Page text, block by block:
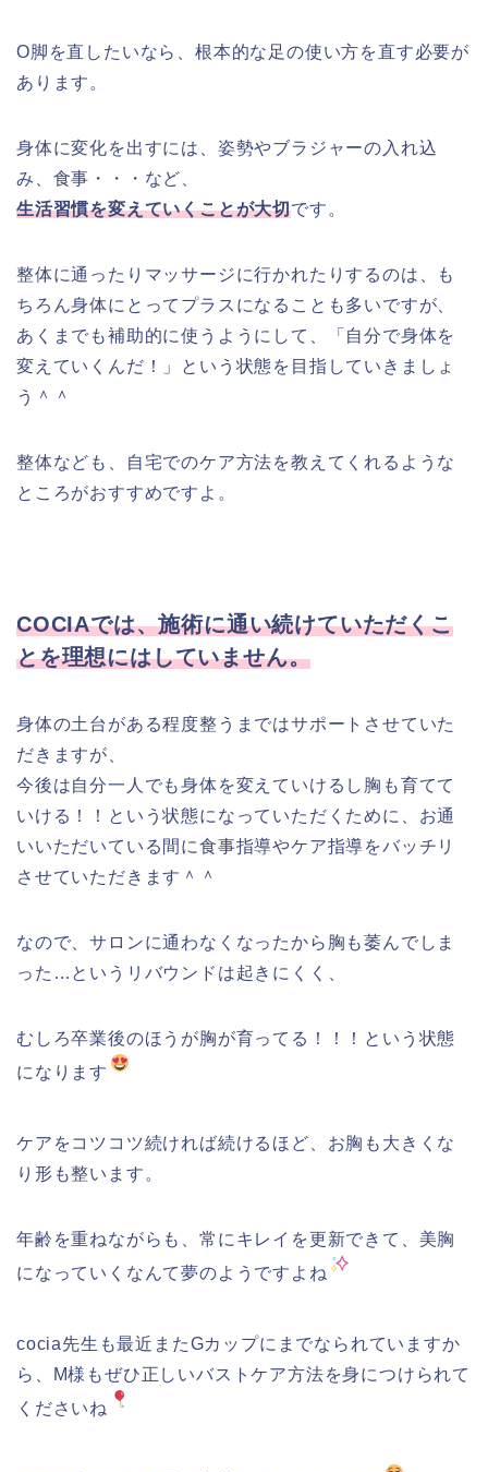
O脚を直したいなら、根本的な足の使い方を直す必要が
あります。
身体に変化を出すには、姿勢やブラジャーの入れ込
み、食事・・・など、
生活習慣を変えていくことが大切です。
整体に通ったりマッサージに行かれたりするのは、も
ちろん身体にとってプラスになることも多いですが、
あくまでも補助的に使うようにして、「自分で身体を
変えていくんだ！」という状態を目指していきましょ
う＾＾
整体なども、自宅でのケア方法を教えてくれるような
ところがおすすめですよ。
COCIAでは、施術に通い続けていただくこ
とを理想にはしていません。
身体の土台がある程度整うまではサポートさせていた
だきますが、
今後は自分一人でも身体を変えていけるし胸も育てて
いける！！という状態になっていただくために、お通
いいただいている間に食事指導やケア指導をバッチリ
させていただきます＾＾
なので、サロンに通わなくなったから胸も萎んでしま
った…というリバウンドは起きにくく、
むしろ卒業後のほうが胸が育ってる！！！という状態
になります
ケアをコツコツ続ければ続けるほど、お胸も大きくな
り形も整います。
年齢を重ねながらも、常にキレイを更新できて、美胸
になっていくなんて夢のようですよね
cocia先生も最近またGカップにまでなられていますか
ら、M様もぜひ正しいバストケア方法を身につけられて
くださいね